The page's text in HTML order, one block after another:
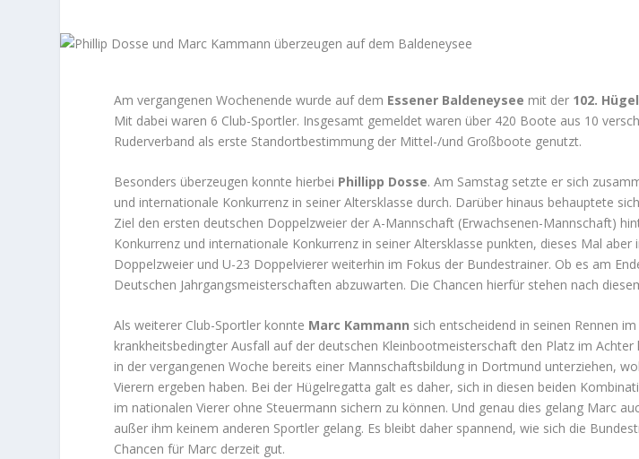
Am vergangenen Wochenende wurde auf dem Essener Baldeneysee mit der 102.
Mit dabei waren 6 Club-Sportler. Insgesamt gemeldet waren über 420 Boote aus 10
Ruderverband als erste Standortbestimmung der Mittel-/und Großboote genutzt.
Besonders überzeugen konnte hierbei Phillipp Dosse. Am Samstag setzte er sich
und internationale Konkurrenz in seiner Altersklasse durch. Darüber hinaus behauptete
Ziel den ersten deutschen Doppelzweier der A-Mannschaft (Erwachsenen-Mannschaft)
Konkurrenz und internationale Konkurrenz in seiner Altersklasse punkten, dieses Mal
Doppelzweier und U-23 Doppelvierer weiterhin im Fokus der Bundestrainer. Ob es am
Deutschen Jahrgangsmeisterschaften abzuwarten. Die Chancen hierfür stehen nach
Als weiterer Club-Sportler konnte Marc Kammann sich entscheidend in seinen Rennen
krankheitsbedingter Ausfall auf der deutschen Kleinbootmeisterschaft den Platz im
in der vergangenen Woche bereits einer Mannschaftsbildung in Dortmund unterziehen,
Vierern ergeben haben. Bei der Hügelregatta galt es daher, sich in diesen beiden
im nationalen Vierer ohne Steuermann sichern zu können. Und genau dies gelang Marc
außer ihm keinem anderen Sportler gelang. Es bleibt daher spannend, wie sich die
Chancen für Marc derzeit gut.